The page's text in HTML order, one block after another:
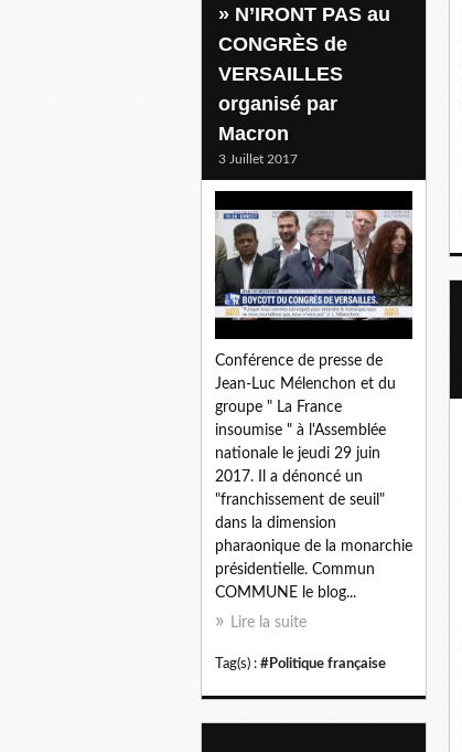
» N’IRONT PAS au
CONGRÈS de
VERSAILLES
organisé par
Macron
3 Juillet 2017
Conférence de presse de
Jean-Luc Mélenchon et du
groupe " La France
insoumise " à l'Assemblée
nationale le jeudi 29 juin
2017. Il a dénoncé un
"franchissement de seuil"
dans la dimension
pharaonique de la monarchie
présidentielle. Commun
COMMUNE le blog...
Lire la suite
Tag(s) : #Politique française